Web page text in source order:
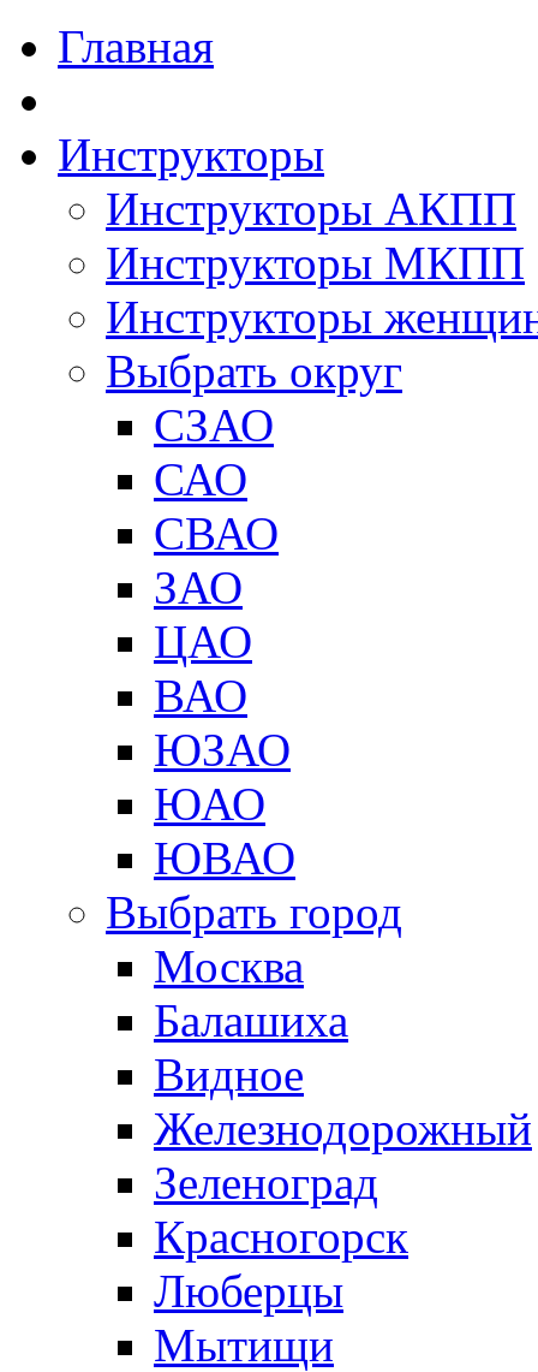
Главная
Инструкторы
Инструкторы АКПП
Инструкторы МКПП
Инструкторы
Выбрать округ
СЗАО
САО
СВАО
ЗАО
ЦАО
ВАО
ЮЗАО
ЮАО
ЮВАО
Выбрать город
Москва
Балашиха
Видное
Железнодорожный
Зеленоград
Красногорск
Люберцы
Мытищи